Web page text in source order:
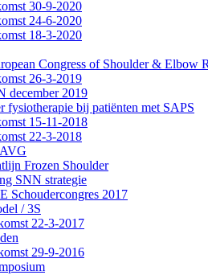
30-9-2020
24-6-2020
18-3-2020
Congress of Shoulder & Elbow
26-3-2019
december 2019
fysiotherapie bij patiënten met SAPS
15-11-2018
22-3-2018
Frozen Shoulder
SNN strategie
Schoudercongres 2017
/ 3S
22-3-2017
29-9-2016